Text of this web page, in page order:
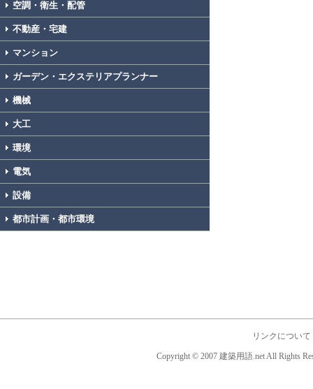
空調・衛生・配管
不動産・宅建
マンション
ガーデン・エクステリアプランナー
機械
大工
環境
電気
設備
都市計画・都市環境
リンクについて
Copyright © 2007 建築用語.net All Rights